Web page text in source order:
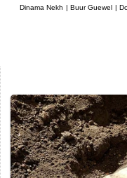
Dinama Nekh | Buur Guewel |